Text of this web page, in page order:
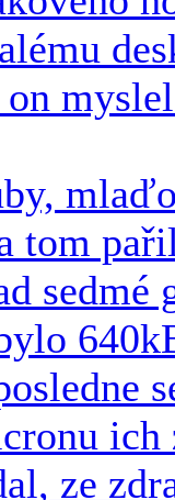
tom
sedmé
ze